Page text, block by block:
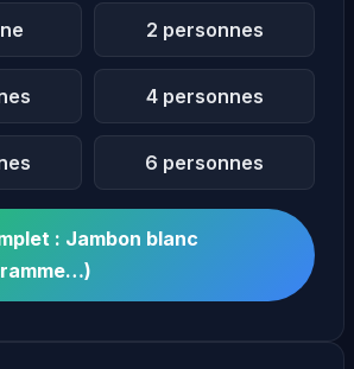
2 personnes
4 personnes
6 personnes
: Jambon blanc